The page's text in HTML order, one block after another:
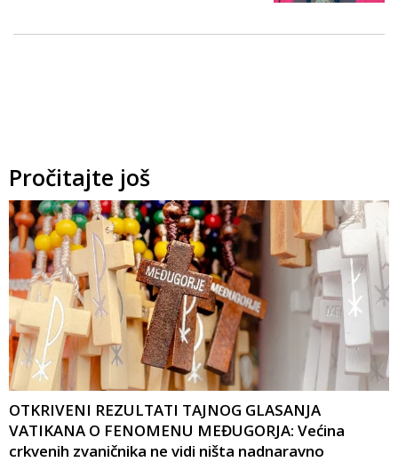
Pročitajte još
OTKRIVENI REZULTATI TAJNOG GLASANJA
VATIKANA O FENOMENU MEĐUGORJA: Većina
crkvenih zvaničnika ne vidi ništa nadnaravno